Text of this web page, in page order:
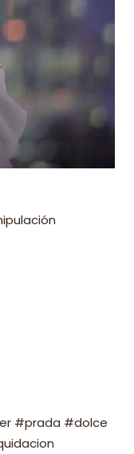
#prada #dolce